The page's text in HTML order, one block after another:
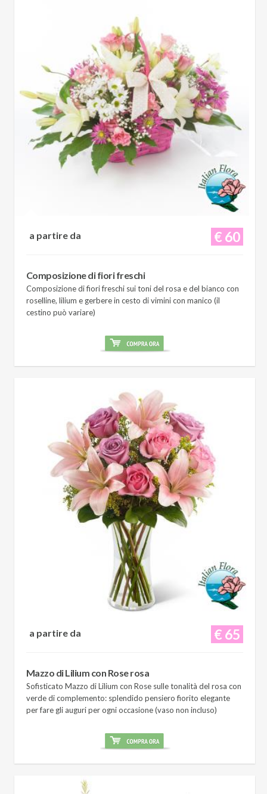
€ 60
a partire da
Composizione di fiori freschi
Composizione di fiori freschi sui toni del rosa e del bianco con
roselline, lilium e gerbere in cesto di vimini con manico (il
cestino può variare)
€ 65
a partire da
Mazzo di Lilium con Rose rosa
Sofisticato Mazzo di Lilium con Rose sulle tonalità del rosa con
verde di complemento: splendido pensiero fiorito elegante
per fare gli auguri per ogni occasione (vaso non incluso)